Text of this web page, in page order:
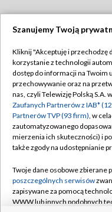
Abonament TVP
Emisja w TVP
Centrum informacji
Naziemna Telewizja
Rada Programowa
System NOS
Szanujemy Twoją
Kliknij "Akceptuję i przechodzę
korzystanie z technologii
dostęp do informacji na Twoim
przechowywanie oraz na
nas, czyli Telewizję Polską S.A.
Zaufanych Partnerów z IAB*
Partnerów TVP (93 firm), w
zautomatyzowanego
mierzenia ich skuteczności) i
także zgody na udostępnianie
Twoje dane osobowe zbierane
poszczególnych serwisów
zapisywane za pomocą
WWW lub innych podobnych